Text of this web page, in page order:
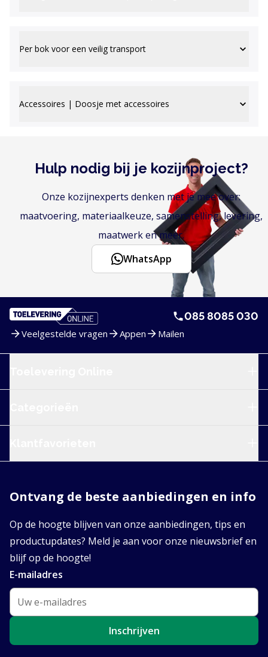
Per bok voor een veilig transport
Accessoires | Doosje met accessoires
Hulp nodig bij je kozijnproject?
Onze kozijnexperts denken met je mee over:
maatvoering, materiaalkeuze, samenstelling, levering,
maatwerk en meer.
WhatsApp
085 8085 030
Veelgestelde vragen Appen Mailen
Ontvang de beste aanbiedingen en info
Op de hoogte blijven van onze aanbiedingen, tips en
productupdates? Meld je aan voor onze nieuwsbrief en
blijf op de hoogte!
E-mailadres
Inschrijven